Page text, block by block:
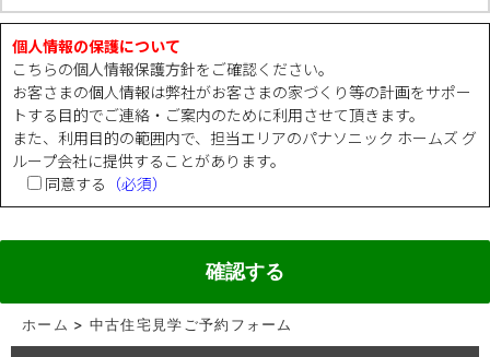
個人情報の保護について
こちらの個人情報保護方針をご確認ください。
お客さまの個人情報は弊社がお客さまの家づくり等の計画をサポー
トする目的でご連絡・ご案内のために利用させて頂きます。
また、利用目的の範囲内で、担当エリアのパナソニック ホームズ グ
ループ会社に提供することがあります。
同意する （必須）
ホーム > 中古住宅見学ご予約フォーム